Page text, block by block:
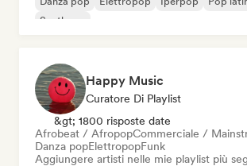
Synthpop
Happy Music
Curatore Di Playlist
&gt; 1800 risposte date
Afrobeat / AfropopCommerciale /
Danza popElettropopFunk
Aggiungere artisti nelle mie playlist più